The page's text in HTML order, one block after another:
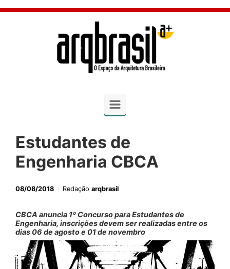
Skip to main content
Estudantes de
Engenharia CBCA
08/08/2018 Redação arqbrasil
CBCA anuncia 1º Concurso para Estudantes de
Engenharia, inscrições devem ser realizadas entre os
dias 06 de agosto e 01 de novembro